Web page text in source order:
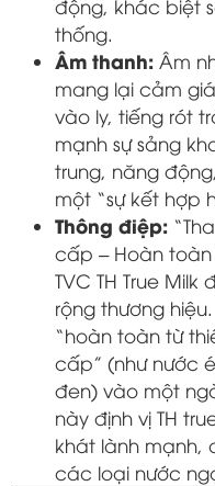
động, khác biệt
thống.
Âm thanh: Âm
mang lại cảm
vào ly, tiếng rót
mạnh sự sảng
trung, năng
một “sự kết hợp
Thông điệp:
cấp – Hoàn
TVC TH True
rộng thương
“hoàn toàn từ
cấp” (như nước
đen) vào một
này định vị TH
khát lành mạnh,
các loại nước